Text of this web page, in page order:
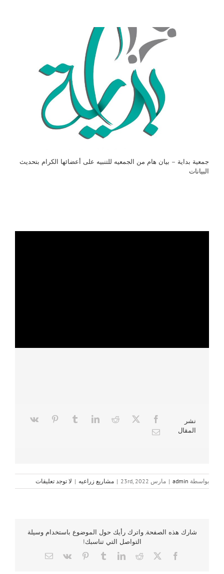
جمعية بداية – بيان هام من الجمعيه للتنبيه على أعضائها الكرام بتحديث
البيانات
نشر
المقال
بواسطة admin
| مارس 23rd, 2022 | مشاريع زراعيه | لا توجد تعليقات
شارك هذه الصفحة, واترك رأيك حول الموضوع باستخدام وسيلة
التواصل التي تناسبك!
Facebook
X
Reddit
LinkedIn
Tumblr
Pinterest
Vk
Email